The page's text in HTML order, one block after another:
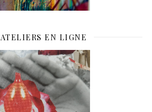
ATELIERS EN LIGNE